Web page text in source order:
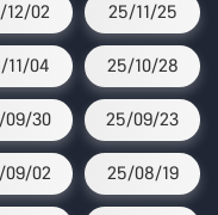
12/02 25/11/25
11/04 25/10/28
09/30 25/09/23
09/02 25/08/19